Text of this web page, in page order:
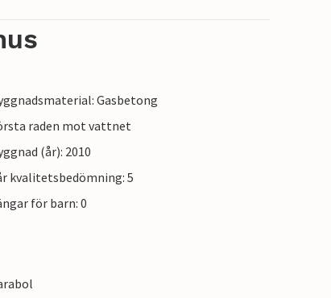
Gasbetong
raden mot vattnet
(år): 2010
kvalitetsbedömning: 5
för barn: 0